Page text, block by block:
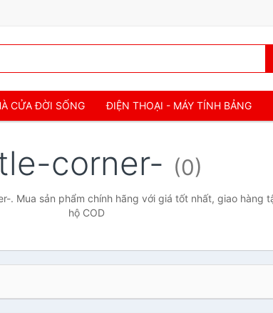
CỬA ĐỜI SỐNG ĐIỆN THOẠI - MÁY TÍNH BẢNG
corner- (0)
. Mua sản phẩm chính hãng với giá tốt nhất, giao hàng
hộ COD